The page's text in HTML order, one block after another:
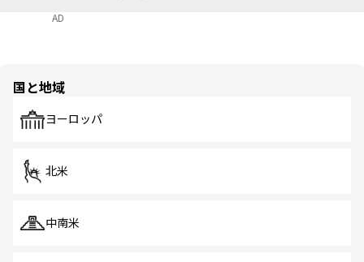
AD
国と地域
ヨーロッパ
北米
中南米